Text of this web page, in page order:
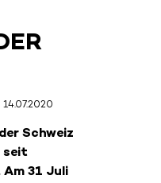
14.07.2020
Schweiz
seit
31 Juli